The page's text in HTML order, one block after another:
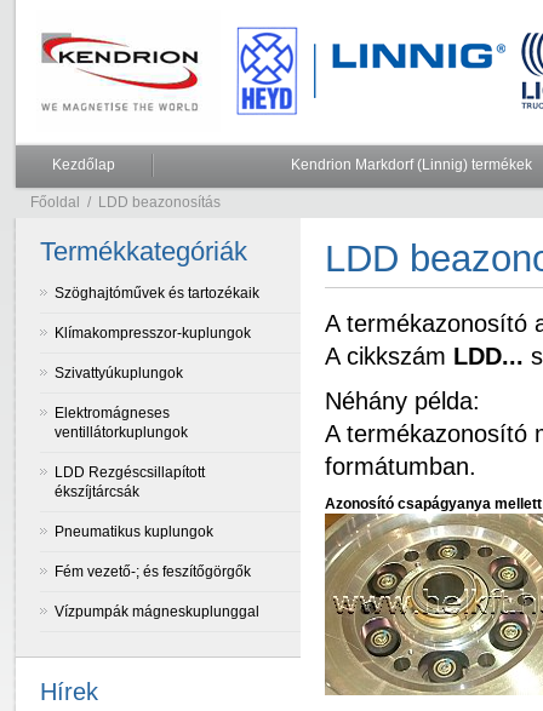
Kezdőlap Kendrion Markdorf (Linnig) termékek
Főoldal / LDD beazonosítás
Termékkategóriák
Szöghajtóművek és tartozékaik
Klímakompresszor-kuplungok
Szivattyúkuplungok
Elektromágneses
ventillátorkuplungok
LDD Rezgéscsillapított
ékszíjtárcsák
Pneumatikus kuplungok
Fém vezető-; és feszítőgörgők
Vízpumpák mágneskuplunggal
Hírek
LDD
A termékazonosító
A cikkszám LDD...
Néhány példa:
A termékazonosító
formátumban.
Azonosító csapágyanya